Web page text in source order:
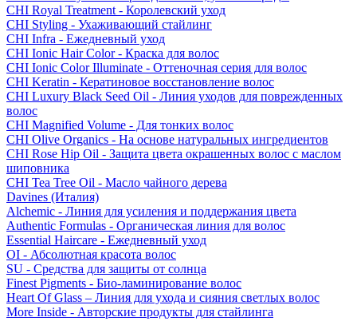
CHI Royal Treatment - Королевский уход
CHI Styling - Ухаживающий стайлинг
CHI Infra - Ежедневный уход
CHI Ionic Hair Color - Краска для волос
CHI Ionic Color Illuminate - Оттеночная серия для волос
CHI Keratin - Кератиновое восстановление волос
CHI Luxury Black Seed Oil - Линия уходов для поврежденных
волос
CHI Magnified Volume - Для тонких волос
CHI Olive Organics - На основе натуральных ингредиентов
CHI Rose Hip Oil - Защита цвета окрашенных волос с маслом
шиповника
CHI Tea Tree Oil - Масло чайного дерева
Davines (Италия)
Alchemic - Линия для усиления и поддержания цвета
Authentic Formulas - Органическая линия для волос
Essential Haircare - Eжедневный уход
OI - Абсолютная красота волос
SU - Средства для защиты от солнца
Finest Pigments - Био-ламинирование волос
Heart Of Glass – Линия для ухода и сияния светлых волос
More Inside - Авторские продукты для стайлинга